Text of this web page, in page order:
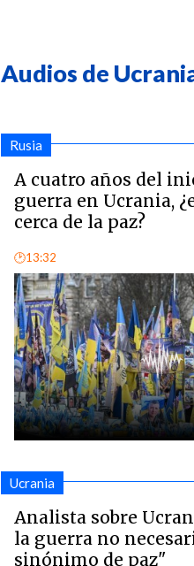
Audios de
Rusia
A cuatro años del
guerra en Ucrania,
cerca de la paz?
🕑13:32
Ucrania
Analista sobre
la guerra no
sinónimo de paz"